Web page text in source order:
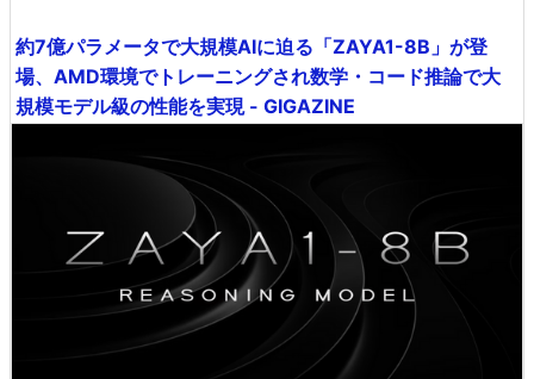
約7億パラメータで大規模AIに迫る「ZAYA1-8B」が登
場、AMD環境でトレーニングされ数学・コード推論で大
規模モデル級の性能を実現 - GIGAZINE